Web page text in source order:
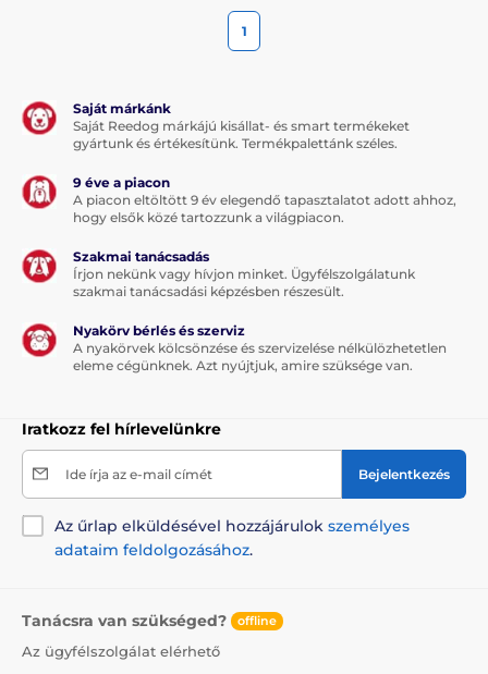
1
Saját márkánk
Saját Reedog márkájú kisállat- és smart termékeket
gyártunk és értékesítünk. Termékpalettánk széles.
9 éve a piacon
A piacon eltöltött 9 év elegendő tapasztalatot adott ahhoz,
hogy elsők közé tartozzunk a világpiacon.
Szakmai tanácsadás
Írjon nekünk vagy hívjon minket. Ügyfélszolgálatunk
szakmai tanácsadási képzésben részesült.
Nyakörv bérlés és szerviz
A nyakörvek kölcsönzése és szervizelése nélkülözhetetlen
eleme cégünknek. Azt nyújtjuk, amire szüksége van.
Iratkozz fel hírlevelünkre
Ide írja az e-mail címét Bejelentkezés
Az űrlap elküldésével hozzájárulok személyes
adataim feldolgozásához.
Tanácsra van szükséged? offline
Az ügyfélszolgálat elérhető